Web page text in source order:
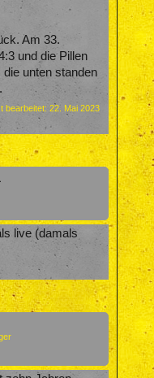
Am 33.
und die Pillen
unten standen
bearbeitet:22. Mai 2023
live (damals